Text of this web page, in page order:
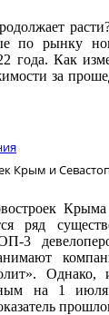
по рынку
года. Как
за
Крым и
ряд
3
на 1 июля